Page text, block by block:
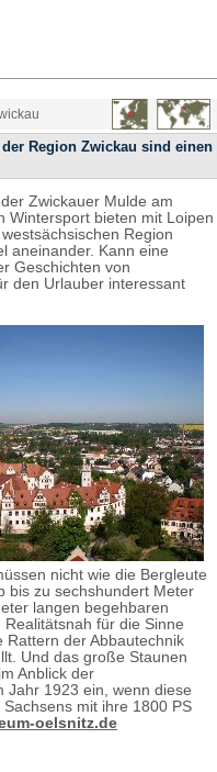
Region Zwickau sind einen
Zwickauer Mulde am
Wintersport bieten mit Loipen
Region
aneinander. Kann eine
Geschichten von
den Urlauber interessant
nicht wie die Bergleute
bis zu sechshundert Meter
langen begehbaren
für die Sinne
der Abbautechnik
Und das große Staunen
Anblick der
Jahr 1923 ein, wenn diese
mit ihre 1800 PS
oelsnitz.de